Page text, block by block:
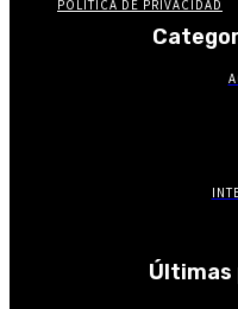
POLÍTICA DE PRIVACIDAD
Últimas